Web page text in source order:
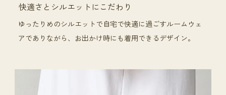
快適さとシルエットにこだわり
ゆったりめのシルエットで自宅で快適に過ごすルームウェ
アでありながら、お出かけ時にも着用できるデザイン。